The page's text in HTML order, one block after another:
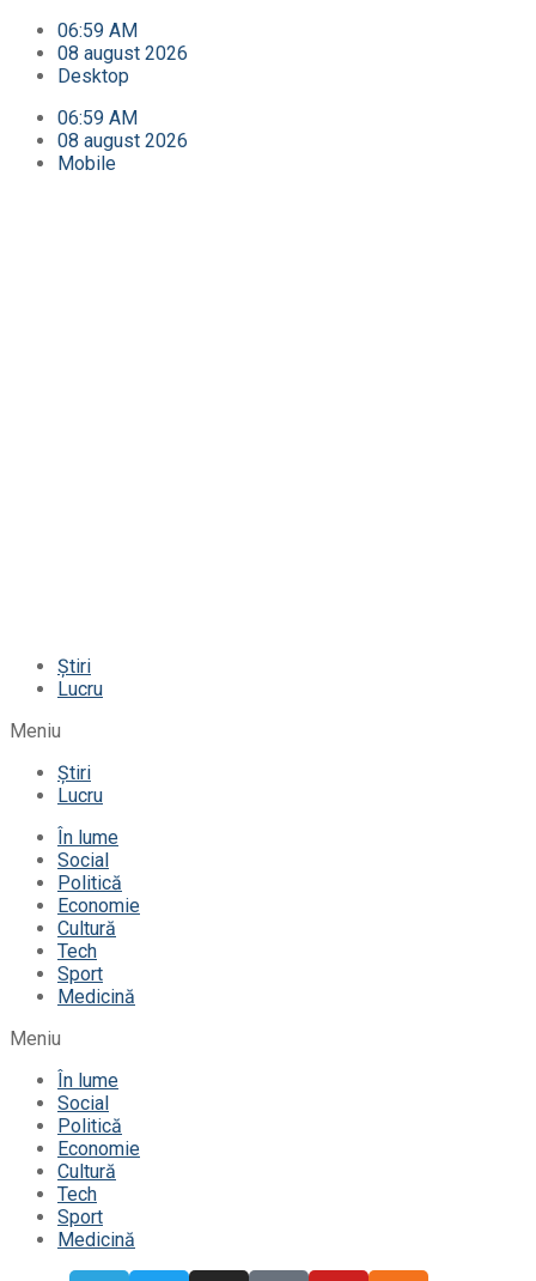
06:59 AM
08 august 2026
Desktop
06:59 AM
08 august 2026
Mobile
Știri
Lucru
Meniu
Știri
Lucru
În lume
Social
Politică
Economie
Cultură
Tech
Sport
Medicină
Meniu
În lume
Social
Politică
Economie
Cultură
Tech
Sport
Medicină